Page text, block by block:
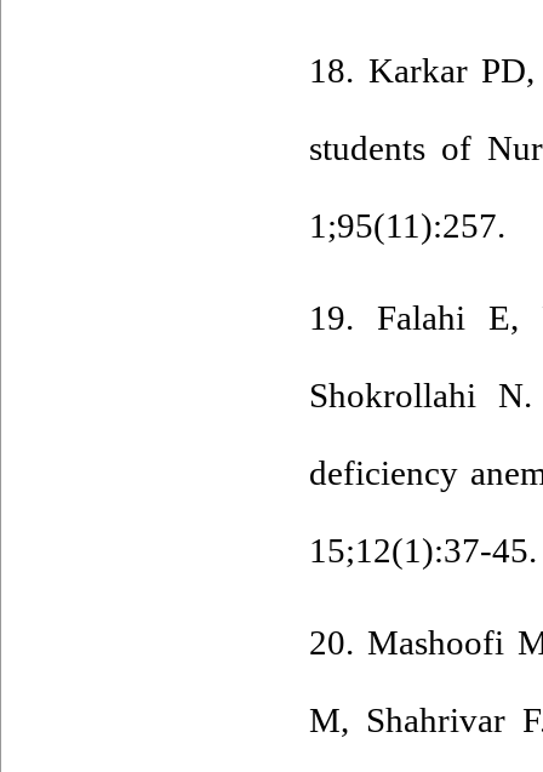
18. Karkar
students of
1;95(11):257.
19. Falahi E,
Shokrollahi
deficiency
15;12(1):37-
20. Mashoofi
M, Shahrivar